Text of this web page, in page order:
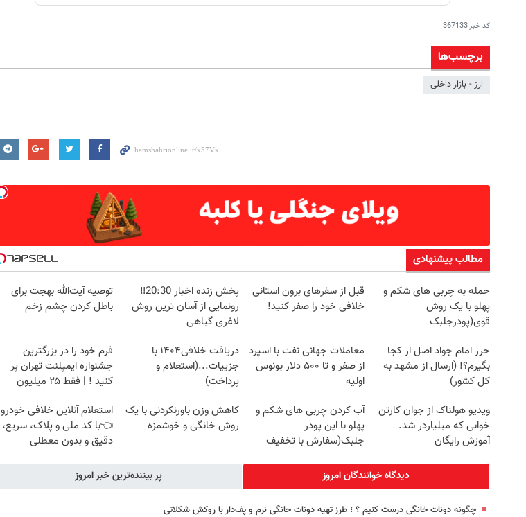
کد خبر367133
برچسب‌ها
ارز - بازار داخلی
مطالب پیشنهادی
حمله به چربی های شکم و
پهلو با یک روش
قوی(پودرجلبک
قبل از سفرهای برون استانی
خلافی خود را صفر کنید!
پخش زنده اخبار 20:30‼️
رونمایی از آسان ترین روش
لاغری گیاهی
توصیه آیت‌الله بهجت برای
باطل کردن چشم زخم
حرز امام جواد اصل از کجا
بگیرم؟! (ارسال از مشهد به
کل کشور)
معاملات جهانی نفت با اسپرد
از صفر و تا ۵۰۰ دلار بونوس
اولیه
دریافت خلافی۱۴۰۴ با
جزییات...(استعلام و
پرداخت)
فرم خود را در بزرگترین
جشنواره ایمپلنت تهران پر
کنید ! | فقط ۲۵ میلیون
ویدیو هولناک از جوان کارتن
خوابی که میلیاردر شد.
آموزش رایگان
آب کردن چربی های شکم و
پهلو با این پودر
جلبک(سفارش با تخفیف
کاهش وزن باورنکردنی با یک
روش خانگی و خوشمزه
استعلام آنلاین خلافی خودرو
👈با کد ملی و پلاک، سریع،
دقیق و بدون معطلی
دیدگاه خوانندگان امروز پر بیننده‌ترین خبر امروز
چگونه دونات خانگی درست کنیم ؟ ؛ طرز تهیه دونات خانگی نرم و پف‌دار با روکش شکلاتی